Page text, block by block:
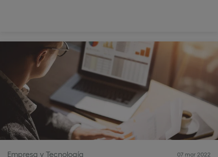
Empresa y Tecnología 07 mar 2022